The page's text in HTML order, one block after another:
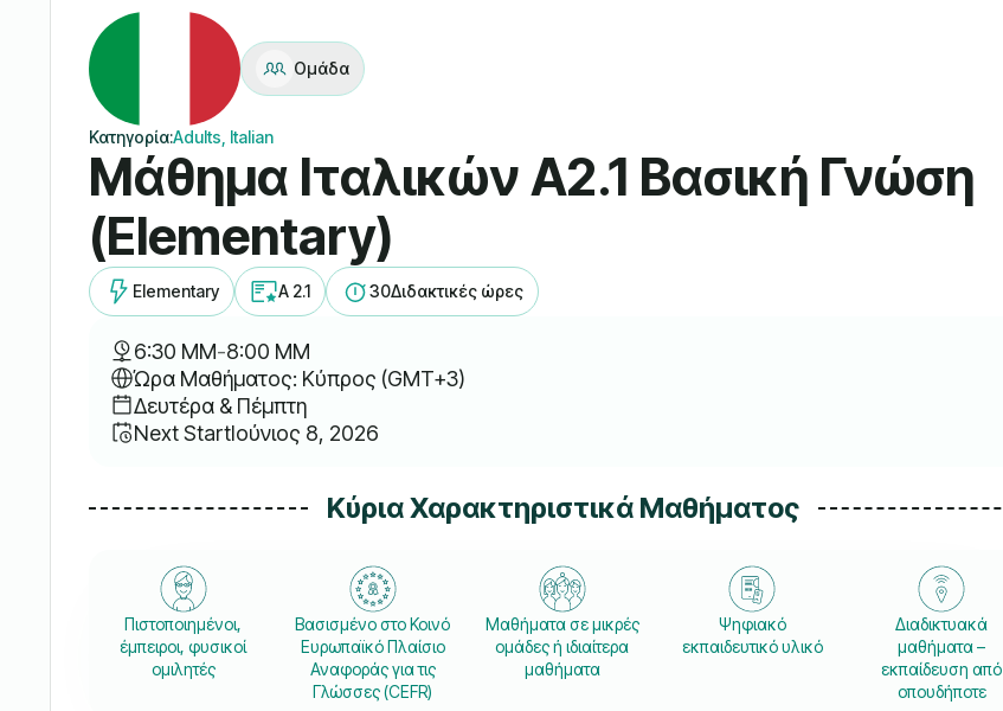
Ομάδα
Κατηγορία:Adults, Italian
Μάθημα Ιταλικών A2.1 Βασική Γνώση
(Elementary)
Elementary A 2.1 30Διδακτικές ώρες
6:30 ΜΜ-8:00 ΜΜ
Ώρα Μαθήματος: Κύπρος (GMT+3)
Δευτέρα & Πέμπτη
Next StartΙούνιος 8, 2026
Κύρια Χαρακτηριστικά Μαθήματος
Πιστοποιημένοι,
έμπειροι, φυσικοί
ομιλητές
Βασισμένο στο Κοινό
Ευρωπαϊκό Πλαίσιο
Αναφοράς για τις
Γλώσσες (CEFR)
Μαθήματα σε μικρές
ομάδες ή ιδιαίτερα
μαθήματα
Ψηφιακό
εκπαιδευτικό υλικό
Διαδικτυακά
μαθήματα –
εκπαίδευση από
οπουδήποτε